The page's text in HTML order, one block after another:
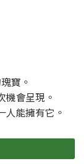
寶。
機會呈現。
人能擁有它。